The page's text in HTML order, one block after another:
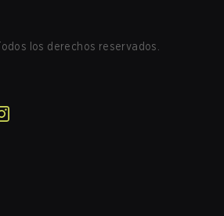
los derechos reservados.